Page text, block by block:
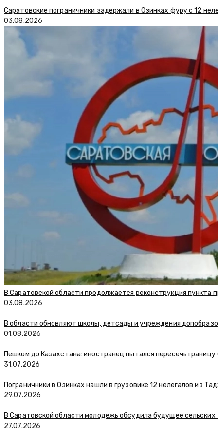
Саратовские пограничники задержали в Озинках фуру с 12
03.08.2026
В Саратовской области продолжается реконструкция пункта
03.08.2026
В области обновляют школы, детсады и учреждения
01.08.2026
Пешком до Казахстана: иностранец пытался пересечь
31.07.2026
Пограничники в Озинках нашли в грузовике 12 нелегалов из
29.07.2026
В Саратовской области молодежь обсудила будущее сельских
27.07.2026